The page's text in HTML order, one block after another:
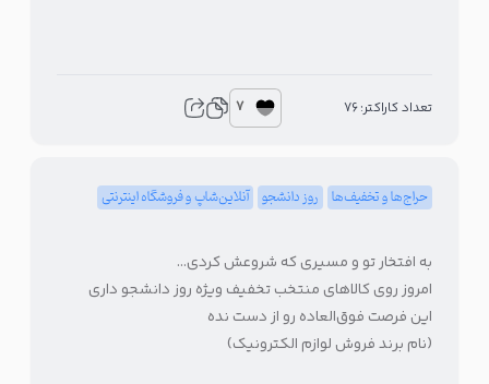
تعداد کاراکتر: 76 7
حراج‌ها و تخفیف‌ها روز دانشجو آنلاین‌شاپ و فروشگاه اینترنتی
به افتخار تو و مسیری که شروعش کردی…
امروز روی کالاهای منتخب تخفیف ویژه روز دانشجو داری
این فرصت فوق‌العاده رو از دست نده
(نام برند فروش لوازم الکترونیک)